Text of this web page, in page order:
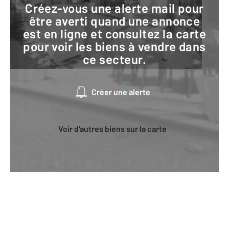
Créez-vous une alerte mail pour
être averti quand une annonce
est en ligne et consultez la carte
pour voir les biens à vendre dans
ce secteur.
Créer une alerte
Voir d'autres biens sur la carte